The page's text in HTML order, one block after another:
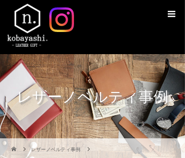
レザーノベルティ事例
レザーノベルティ事例